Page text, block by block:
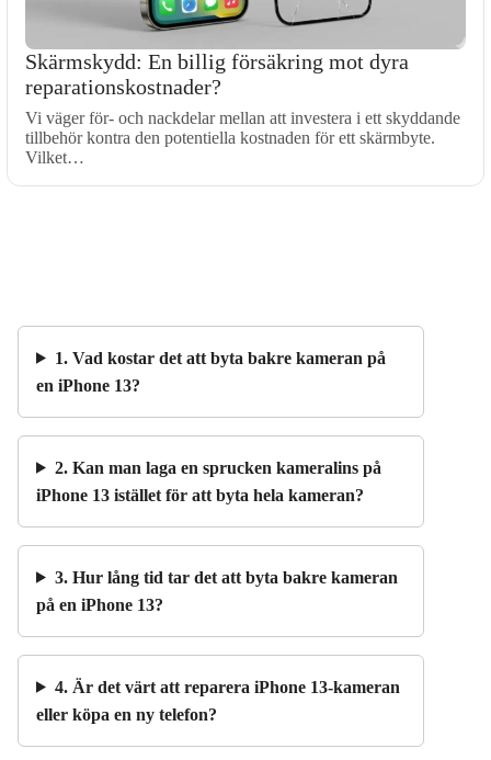
Skärmskydd: En billig försäkring mot dyra
reparationskostnader?
Vi väger för- och nackdelar mellan att investera i ett skyddande
tillbehör kontra den potentiella kostnaden för ett skärmbyte.
Vilket…
1. Vad kostar det att byta bakre kameran på
en iPhone 13?
2. Kan man laga en sprucken kameralins på
iPhone 13 istället för att byta hela kameran?
3. Hur lång tid tar det att byta bakre kameran
på en iPhone 13?
4. Är det värt att reparera iPhone 13-kameran
eller köpa en ny telefon?